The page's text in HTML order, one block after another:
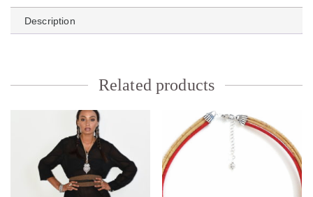
Description
Related products